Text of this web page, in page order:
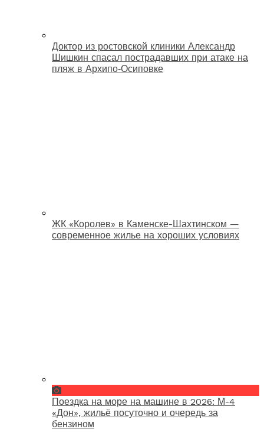
Доктор из ростовской клиники Александр
Шишкин спасал пострадавших при атаке на
пляж в Архипо‑Осиповке
ЖК «Королев» в Каменске-Шахтинском —
современное жилье на хороших условиях
Поездка на море на машине в 2026: М-4
«Дон», жильё посуточно и очередь за
бензином